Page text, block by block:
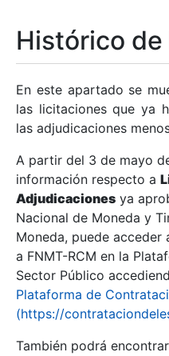
Mostrar/Ocultar
Mostrar/Ocultar
Mostrar/Ocultar
Histórico
En este apartado se
las licitaciones que ya
las adjudicaciones
A partir del 3 de mayo
información respecto a
Adjudicaciones ya
Nacional de Moneda y
Moneda, puede
a FNMT-RCM en la
Sector Público
Plataforma de
(https://
También podrá